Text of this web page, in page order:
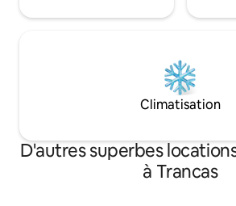
Climatisation
D'autres superbes
à Trancas